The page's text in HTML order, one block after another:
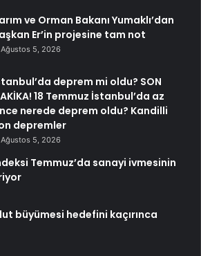
ve Orman Bakanı Yumaklı’dan
Er’in projesine tam not
Ağustos 5, 2026
deprem mi oldu? SON
18 Temmuz İstanbul’da az
nerede deprem oldu? Kandilli
depremler
Ağustos 5, 2026
Temmuz’da sanayi ivmesinin
büyümesi hedefini kaçırınca